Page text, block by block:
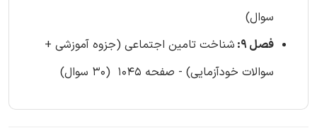
سوال)
فصل 9:
شناخت تامین اجتماعی (جزوه آموزشی +
سوالات خودآزمایی) - صفحه 1045 (30 سوال)